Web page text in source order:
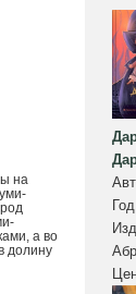
на
а во
долину